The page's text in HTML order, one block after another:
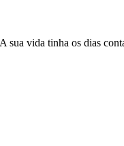
vida tinha os dias